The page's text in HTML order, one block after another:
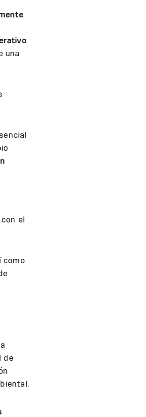
una
el
como
de